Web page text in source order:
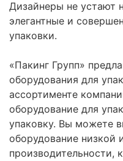
Дизайнеры не устают
элегантные и
упаковки.
«Пакинг Групп»
оборудования для
ассортименте
оборудование для
упаковку. Вы можете
оборудование низкой
производительности,